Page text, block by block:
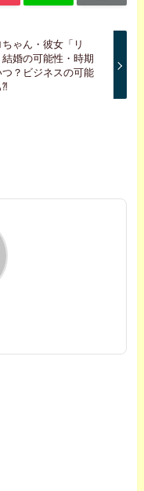
ちゃん・彼女「リ
結婚の可能性・時期
つ？ビジネスの可能